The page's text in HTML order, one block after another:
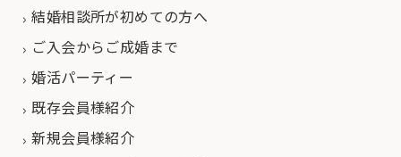
結婚相談所が初めての方へ
ご入会からご成婚まで
婚活パーティー
既存会員様紹介
新規会員様紹介